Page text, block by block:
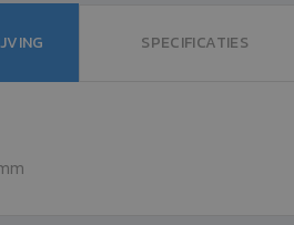
SPECIFICATIES